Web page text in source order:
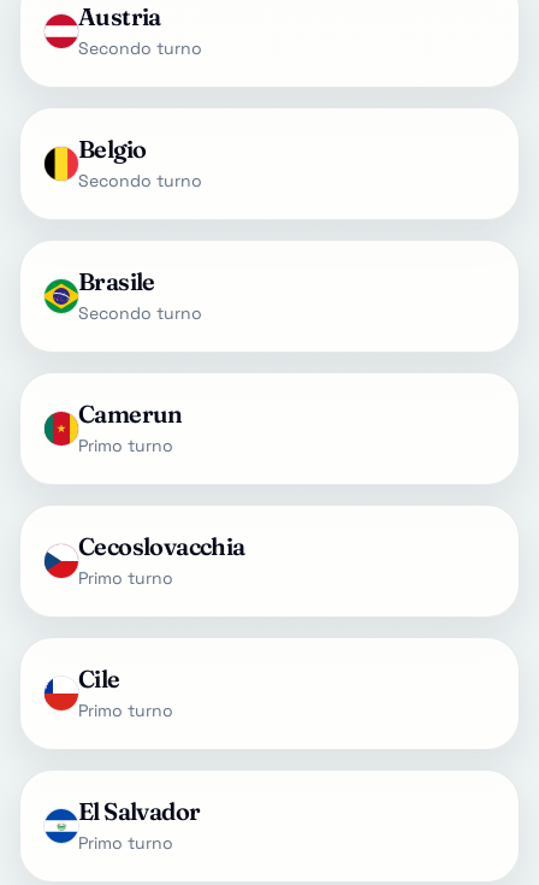
Austria
Secondo turno
Belgio
Secondo turno
Brasile
Secondo turno
Camerun
Primo turno
Cecoslovacchia
Primo turno
Cile
Primo turno
El Salvador
Primo turno